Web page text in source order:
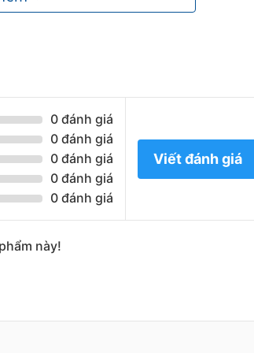
nhỏ nhưng muốn sử dụng không gian
xe qua kệ được thiết kế để lưu trữ một
0 đánh giá
0 đánh giá
0 đánh giá
0 đánh giá
0 đánh giá
Viết đánh giá
này!